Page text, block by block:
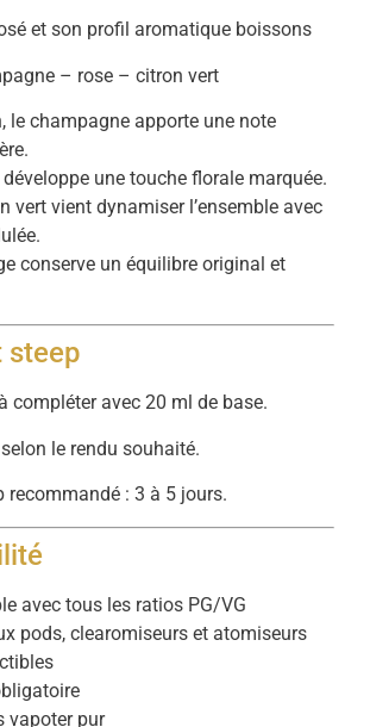
et son profil aromatique boissons
– rose – citron vert
le champagne apporte une note
une touche florale marquée.
vert vient dynamiser l’ensemble avec
conserve un équilibre original et
steep
compléter avec 20 ml de base.
le rendu souhaité.
recommandé : 3 à 5 jours.
avec tous les ratios PG/VG
pods, clearomiseurs et atomiseurs
vapoter pur